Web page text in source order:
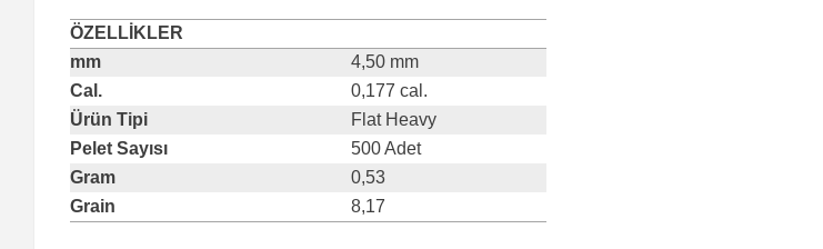
ÖZELLİKLER
mm
4,50 mm
Cal.
0,177 cal.
Ürün Tipi
Flat Heavy
Pelet Sayısı
500 Adet
Gram
0,53
Grain
8,17